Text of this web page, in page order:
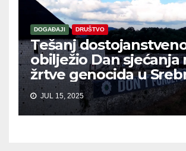
DOGAĐAJI DRUŠTVO
Tešanj
obilježio Dan sjećanja
žrtve genocida u
JUL 15, 2025